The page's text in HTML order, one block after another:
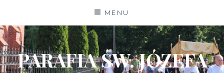
content
MENU
PARAFIA ŚW. JÓZEFA